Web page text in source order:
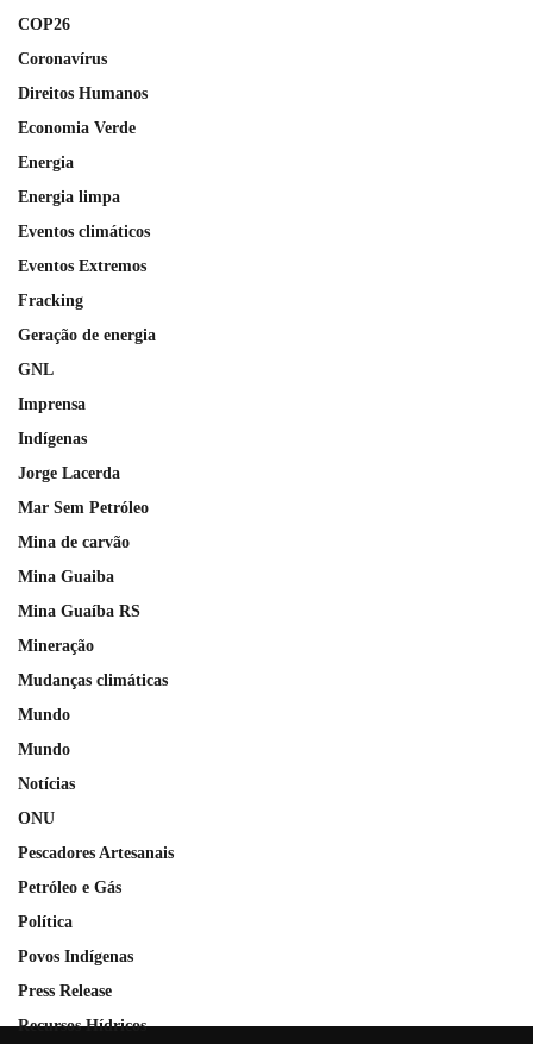
COP26
Coronavírus
Direitos Humanos
Economia Verde
Energia
Energia limpa
Eventos climáticos
Eventos Extremos
Fracking
Geração de energia
GNL
Imprensa
Indígenas
Jorge Lacerda
Mar Sem Petróleo
Mina de carvão
Mina Guaiba
Mina Guaíba RS
Mineração
Mudanças climáticas
Mundo
Mundo
Notícias
ONU
Pescadores Artesanais
Petróleo e Gás
Política
Povos Indígenas
Press Release
Recursos Hídricos